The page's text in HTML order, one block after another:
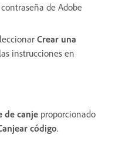
de Adobe
Crear una
instrucciones en
de canje proporcionado
código.